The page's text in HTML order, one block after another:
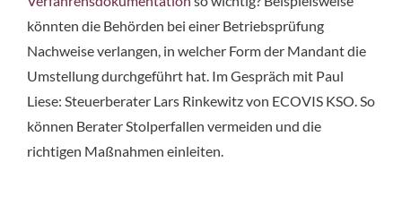
könnten die Behörden bei einer Betriebsprüfung
Nachweise verlangen, in welcher Form der Mandant die
Umstellung durchgeführt hat. Im Gespräch mit Paul
Liese: Steuerberater Lars Rinkewitz von ECOVIS KSO. So
können Berater Stolperfallen vermeiden und die
richtigen Maßnahmen einleiten.